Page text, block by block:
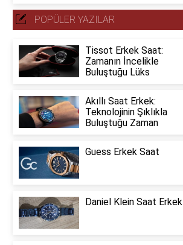
POPÜLER YAZILAR
Tissot Erkek Saat:
Zamanın İncelikle
Buluştuğu Lüks
Akıllı Saat Erkek:
Teknolojinin Şıklıkla
Buluştuğu Zaman
Guess Erkek Saat
Daniel Klein Saat Erkek